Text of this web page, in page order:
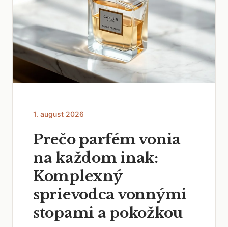
1. august 2026
Prečo parfém vonia
na každom inak:
Komplexný
sprievodca vonnými
stopami a pokožkou